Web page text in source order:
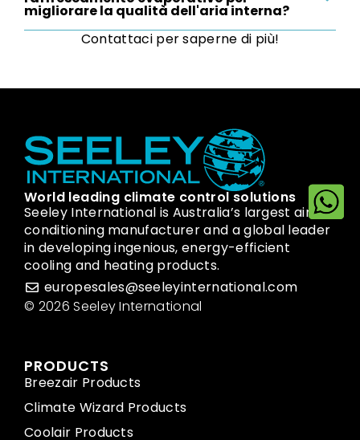
migliorare la qualità dell'aria interna?
Contattaci per saperne di più!
World leading climate control solutions
Seeley International is Australia’s largest air
conditioning manufacturer and a global leader
in developing ingenious, energy-efficient
cooling and heating products.
europesales@seeleyinternational.com
© 2026 Seeley International
PRODUCTS
Breezair Products
Climate Wizard Products
Coolair Products